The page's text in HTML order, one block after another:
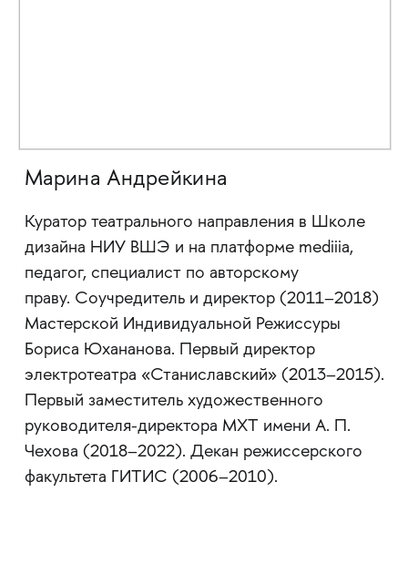
Марина Андрейкина
Куратор театрального направления в Школе
дизайна НИУ ВШЭ и на платформе mediiia,
педагог, специалист по авторскому
праву. Соучредитель и директор (2011–2018)
Мастерской Индивидуальной Режиссуры
Бориса Юхананова. Первый директор
электротеатра «Станиславский» (2013–2015).
Первый заместитель художественного
руководителя-директора МХТ имени А. П.
Чехова (2018–2022). Декан режиссерского
факультета ГИТИС (2006–2010).